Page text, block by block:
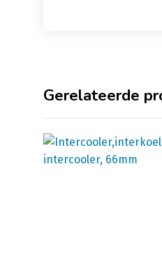
Gerelateerde